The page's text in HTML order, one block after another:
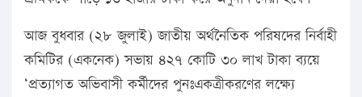
আজ বুধবার (২৮ জুলাই) জাতীয় অর্থনৈতিক পরিষদের নির্বাহী
কমিটির (একনেক) সভায় ৪২৭ কোটি ৩০ লাখ টাকা ব্যয়ে
‘প্রত্যাগত অভিবাসী কর্মীদের পুনঃএকত্রীকরণের লক্ষ্যে